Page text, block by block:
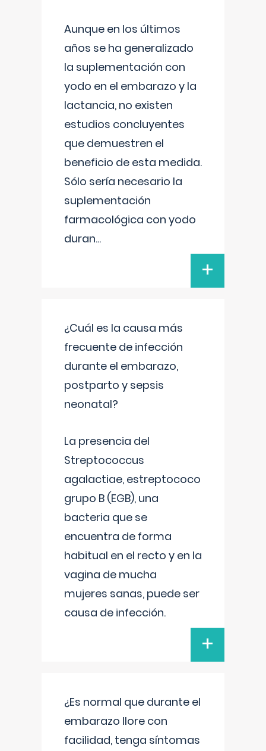
Aunque en los últimos
años se ha generalizado
la suplementación con
yodo en el embarazo y la
lactancia, no existen
estudios concluyentes
que demuestren el
beneficio de esta medida.
Sólo sería necesario la
suplementación
farmacológica con yodo
duran...
+
¿Cuál es la causa más
frecuente de infección
durante el embarazo,
postparto y sepsis
neonatal?
La presencia del
Streptococcus
agalactiae, estreptococo
grupo B (EGB), una
bacteria que se
encuentra de forma
habitual en el recto y en la
vagina de mucha
mujeres sanas, puede ser
causa de infección.
+
¿Es normal que durante el
embarazo llore con
facilidad, tenga síntomas